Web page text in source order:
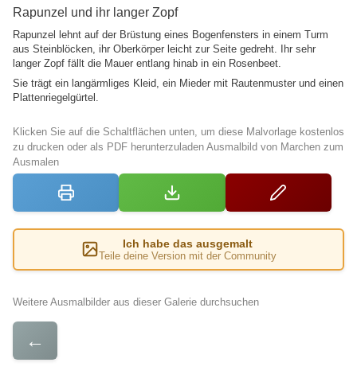
Rapunzel und ihr langer Zopf
Rapunzel lehnt auf der Brüstung eines Bogenfensters in einem Turm
aus Steinblöcken, ihr Oberkörper leicht zur Seite gedreht. Ihr sehr
langer Zopf fällt die Mauer entlang hinab in ein Rosenbeet.
Sie trägt ein langärmliges Kleid, ein Mieder mit Rautenmuster und einen
Plattenriegelgürtel.
Klicken Sie auf die Schaltflächen unten, um diese Malvorlage kostenlos
zu drucken oder als PDF herunterzuladen Ausmalbild von Marchen zum
Ausmalen
Ich habe das ausgemalt
Teile deine Version mit der Community
Weitere Ausmalbilder aus dieser Galerie durchsuchen
←